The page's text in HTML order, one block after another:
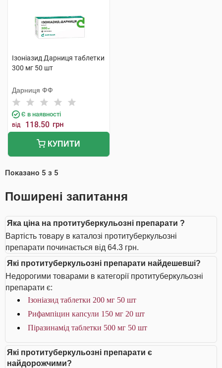
Ізоніазид Дарниця таблетки
300 мг 50 шт
Дарниця ФФ
Є в наявності
від 118.50 грн
КУПИТИ
Показано 5 з 5
Поширені запитання
Яка ціна на протитуберкульозні препарати ?
Вартість товару в каталозі протитуберкульозні
препарати починається від 64.3 грн.
Які протитуберкульозні препарати найдешевші?
Недорогими товарами в категорії протитуберкульозні
препарати є:
Ізоніазид таблетки 200 мг 50 шт
Рифампіцин капсули 150 мг 20 шт
Піразинамід таблетки 500 мг 50 шт
Які протитуберкульозні препарати є
найдорожчими?